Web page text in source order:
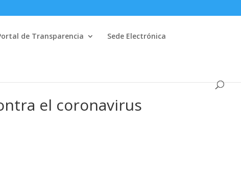
de Transparencia Sede Electrónica
el coronavirus